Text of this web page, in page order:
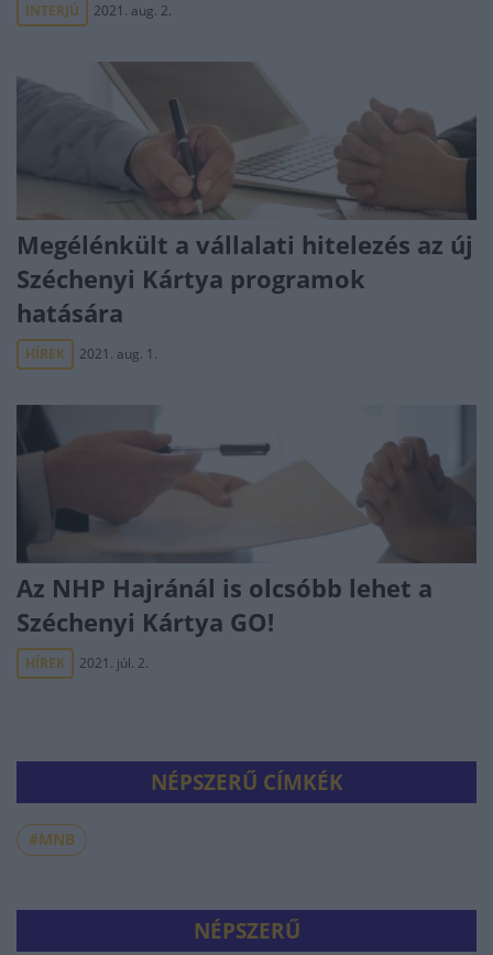
INTERJÚ 2021. aug. 2.
Megélénkült a vállalati hitelezés az új
Széchenyi Kártya programok
hatására
HÍREK 2021. aug. 1.
Az NHP Hajránál is olcsóbb lehet a
Széchenyi Kártya GO!
HÍREK 2021. júl. 2.
NÉPSZERŰ CÍMKÉK
#MNB
NÉPSZERŰ